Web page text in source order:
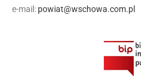
e-mail: powiat@wschowa.com.pl